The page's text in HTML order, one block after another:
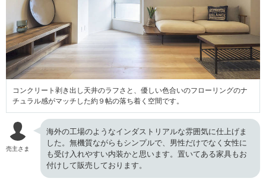
コンクリート剥き出し天井のラフさと、優しい色合いのフローリングのナ
チュラル感がマッチした約９帖の落ち着く空間です。
売主さま
海外の工場のようなインダストリアルな雰囲気に仕上げま
した。無機質ながらもシンプルで、男性だけでなく女性に
も受け入れやすい内装かと思います。置いてある家具もお
付けして販売しております。